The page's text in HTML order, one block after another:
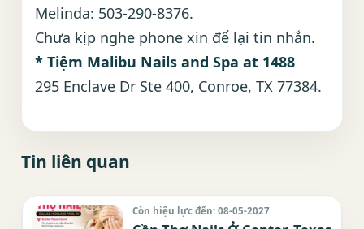
Melinda: 503-290-8376.
Chưa kịp nghe phone xin để lại tin nhắn.
* Tiệm Malibu Nails and Spa at 1488
295 Enclave Dr Ste 400, Conroe, TX 77384.
Tin liên quan
Còn hiệu lực đến: 08-05-2027